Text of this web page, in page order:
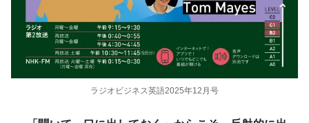
ラジオビジネス英語2025年12月号